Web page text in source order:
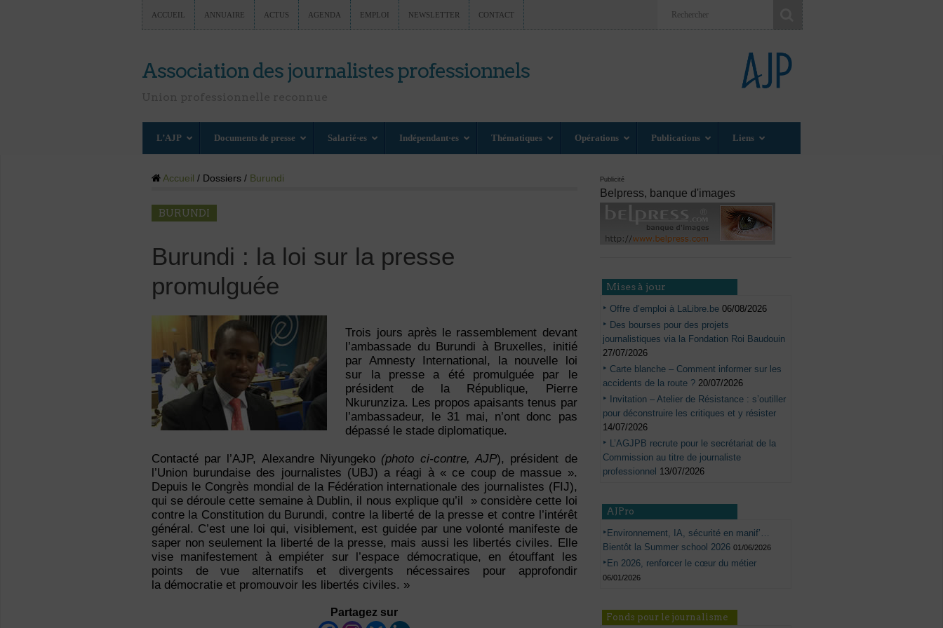
ACCUEIL ANNUAIRE ACTUS AGENDA EMPLOI NEWSLETTER CONTACT
Association des journalistes professionnels
L’AJP Documents de presse Salarié·es Indépendant·es Thématiques Opérations Publications Liens
Accueil / Dossiers / Burundi
BURUNDI
Burundi : la loi sur la presse
promulguée
Trois jours après le rassemblement devant
l’ambassade du Burundi à Bruxelles, initié
par Amnesty International, la nouvelle loi
sur la presse a été promulguée par le
président de la République, Pierre
Nkurunziza. Les propos apaisants tenus par
l’ambassadeur, le 31 mai, n’ont donc pas
dépassé le stade diplomatique.
Contacté par l’AJP, Alexandre Niyungeko (photo ci-contre, AJP), président de
l’Union burundaise des journalistes (UBJ) a réagi à « ce coup de massue ».
Depuis le Congrès mondial de la Fédération internationale des journalistes (FIJ),
qui se déroule cette semaine à Dublin, il nous explique qu’il » considère cette loi
contre la Constitution du Burundi, contre la liberté de la presse et contre l’intérêt
général. C’est une loi qui, visiblement, est guidée par une volonté manifeste de
saper non seulement la liberté de la presse, mais aussi les libertés civiles. Elle
vise manifestement à empiéter sur l’espace démocratique, en étouffant les
points de vue alternatifs et divergents nécessaires pour approfondir
la démocratie et promouvoir les libertés civiles. »
Partagez sur
Publicité
Belpress, banque d'images
Mises à jour
Offre d’emploi à LaLibre.be 06/08/2026
Des bourses pour des projets
journalistiques via la Fondation Roi Baudouin
27/07/2026
Carte blanche – Comment informer sur les
accidents de la route ? 20/07/2026
Invitation – Atelier de Résistance : s’outiller
pour déconstruire les critiques et y résister
14/07/2026
L’AGJPB recrute pour le secrétariat de la
Commission au titre de journaliste
professionnel 13/07/2026
AJPro
Environnement, IA, sécurité en manif’…
Bientôt la Summer school 2026 01/06/2026
En 2026, renforcer le cœur du métier
06/01/2026
Fonds pour le journalisme